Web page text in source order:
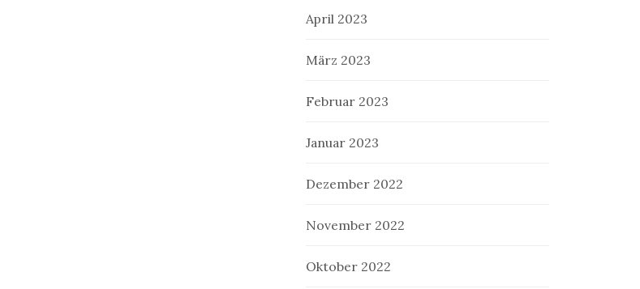
April 2023
März 2023
Februar 2023
Januar 2023
Dezember 2022
November 2022
Oktober 2022